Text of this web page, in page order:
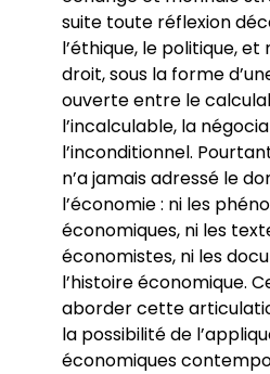
suite toute réflexion
l’éthique, le politique,
droit, sous la forme
ouverte entre le
l’incalculable, la
l’inconditionnel.
n’a jamais adressé le
l’économie : ni les
économiques, ni les
économistes, ni les
l’histoire économique.
aborder cette
la possibilité de
économiques